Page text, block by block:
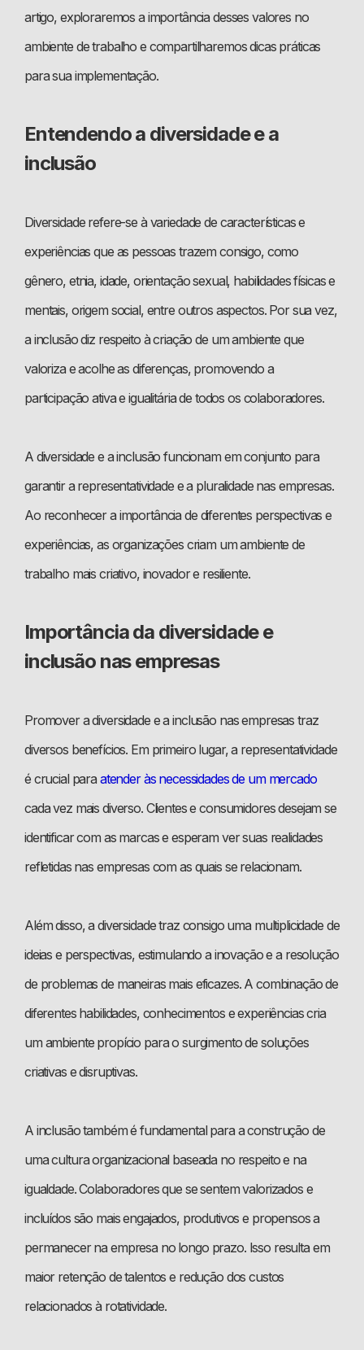
artigo, exploraremos a importância desses valores no
ambiente de trabalho e compartilharemos dicas práticas
para sua implementação.
Entendendo a diversidade e a
inclusão
Diversidade refere-se à variedade de características e
experiências que as pessoas trazem consigo, como
gênero, etnia, idade, orientação sexual, habilidades físicas e
mentais, origem social, entre outros aspectos. Por sua vez,
a inclusão diz respeito à criação de um ambiente que
valoriza e acolhe as diferenças, promovendo a
participação ativa e igualitária de todos os colaboradores.
A diversidade e a inclusão funcionam em conjunto para
garantir a representatividade e a pluralidade nas empresas.
Ao reconhecer a importância de diferentes perspectivas e
experiências, as organizações criam um ambiente de
trabalho mais criativo, inovador e resiliente.
Importância da diversidade e
inclusão nas empresas
Promover a diversidade e a inclusão nas empresas traz
diversos benefícios. Em primeiro lugar, a representatividade
é crucial para atender às necessidades de um mercado
cada vez mais diverso. Clientes e consumidores desejam se
identificar com as marcas e esperam ver suas realidades
refletidas nas empresas com as quais se relacionam.
Além disso, a diversidade traz consigo uma multiplicidade de
ideias e perspectivas, estimulando a inovação e a resolução
de problemas de maneiras mais eficazes. A combinação de
diferentes habilidades, conhecimentos e experiências cria
um ambiente propício para o surgimento de soluções
criativas e disruptivas.
A inclusão também é fundamental para a construção de
uma cultura organizacional baseada no respeito e na
igualdade. Colaboradores que se sentem valorizados e
incluídos são mais engajados, produtivos e propensos a
permanecer na empresa no longo prazo. Isso resulta em
maior retenção de talentos e redução dos custos
relacionados à rotatividade.